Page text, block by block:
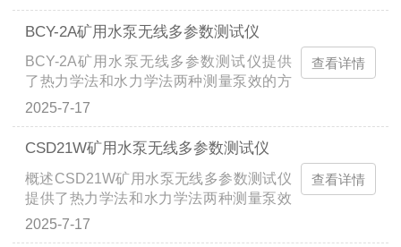
站、工厂接地网、避雷针等，符合电力变
电站和防雷装置检测仪器标准。仪表测试
精准、快速、简捷、稳定可靠等特点。数
字式大型地网接地电阻...
检测、信号分析等技术，采用了大规模集
成电路，集多项的电动机测试技术科研成
果的高科技、多功能测试分析仪表。可在
线快速检测、计算、显示测试的各项数
据，解决了电能监测的测试难题，深受各
术和特点仪器采用大屏幕彩色触摸液晶显
示器，显示信息量大，内装大容量聚合物
锂离子电池可连续工作8小时，随机配...
BCY-2A矿用水泵无线多参数测试仪
BCY-2A矿用水泵无线多参数测试仪提供
了热力学法和水力学法两种测量泵效的方
法，在测量时不需停泵，只需测量泵的
数，就可测量出泵的效率、扬程、流量，
该仪器使用方便，测量准确度高，适用于
泵站的检测、仲裁和泵站的技术改造。
BCY-2A矿用水泵无线多参数测试仪，运
用了先进的检测、信号分析、计算机技术
2025-7-17
查看详情
CSD21W矿用水泵无线多参数测试仪
概述CSD21W矿用水泵无线多参数测试仪
提供了热力学法和水力学法两种测量泵效
的方法，在测量时不需停泵，只需测量泵
2025-7-17
查看详情